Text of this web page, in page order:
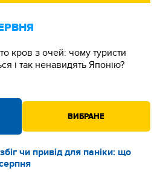
кров з очей: чому туристи
і так ненавидять Японію?
ВИБРАНЕ
чи привід для паніки: що